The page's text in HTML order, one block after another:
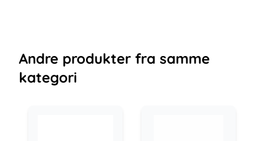
Andre produkter fra samme
kategori